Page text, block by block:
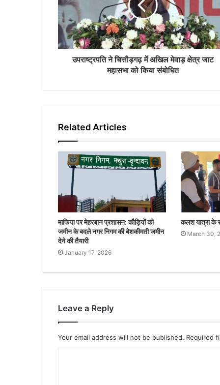
l
d
r
उपराष्ट्रपति ने चित्तौड़गढ़ में अखिल मेवाड़ क्षेत्र जाट
महासभा को किया संबोधित
Related Articles
माफिया पर मेहरबान प्रशासन: कौड़ियों की
जमीन के बदले नगर निगम की बेशकीमती जमीन
देने की तैयारी
January 17, 2026
कलश यात्रा के
March 30,
Leave a Reply
Your email address will not be published. Required